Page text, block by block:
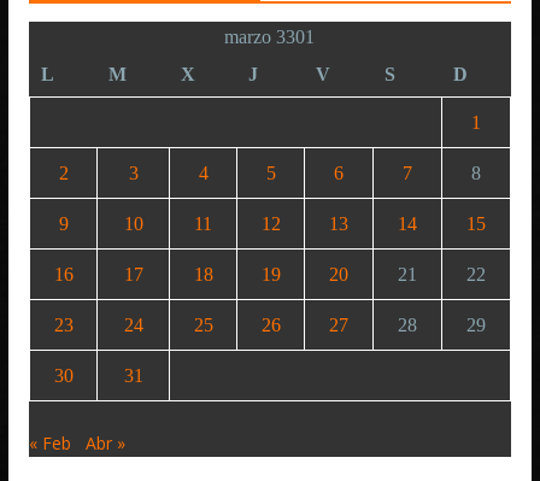
marzo 3301
L
M X J V S D
1
2 3 4 5 6 7 8
9 10 11 12 13 14 15
16 17 18 19 20 21 22
23 24 25 26 27 28 29
30 31
« Feb Abr »